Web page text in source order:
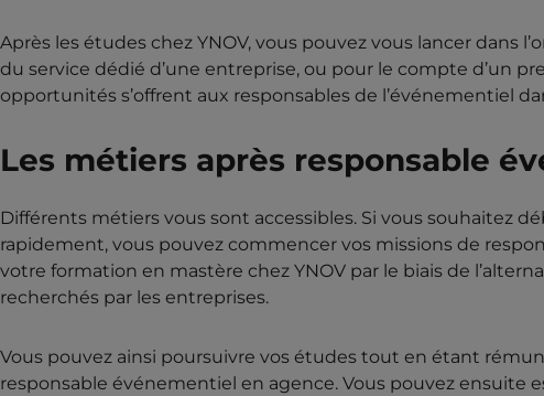
Après les études chez YNOV, vous pouvez vous lancer dans
du service dédié d’une entreprise, ou pour le compte d’un
opportunités s’offrent aux responsables de l’événementiel
Les métiers après responsable
Différents métiers vous sont accessibles. Si vous souhaitez
rapidement, vous pouvez commencer vos missions de
votre formation en mastère chez YNOV par le biais de
recherchés par les entreprises.
Vous pouvez ainsi poursuivre vos études tout en étant
responsable événementiel en agence. Vous pouvez ensuite